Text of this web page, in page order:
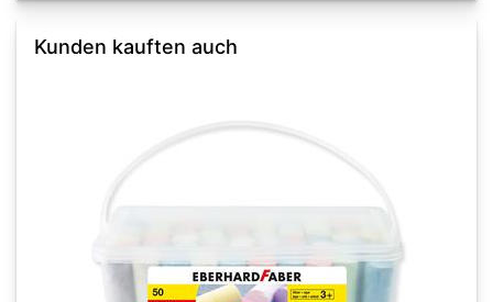
Kunden kauften auch